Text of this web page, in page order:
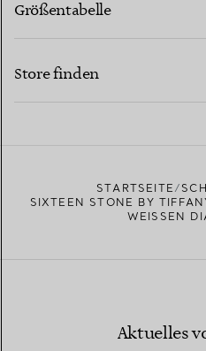
Größentabelle
Store finden
STARTSEITE
SIXTEEN STONE BY
WEISSEN
Aktuelles